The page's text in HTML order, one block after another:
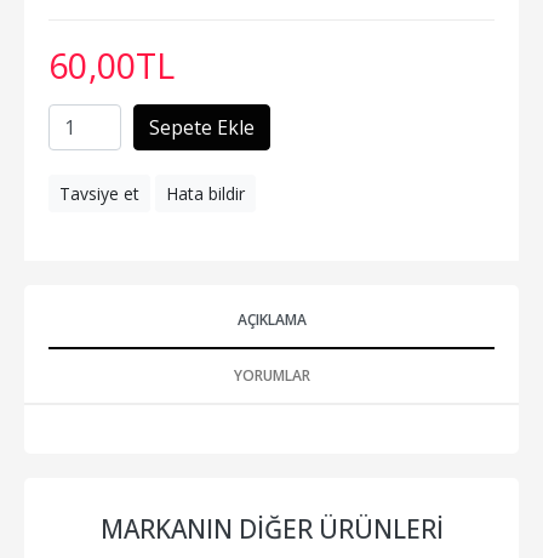
60,00TL
Sepete Ekle
Tavsiye et Hata bildir
AÇIKLAMA
YORUMLAR
MARKANIN DIĞER ÜRÜNLERI